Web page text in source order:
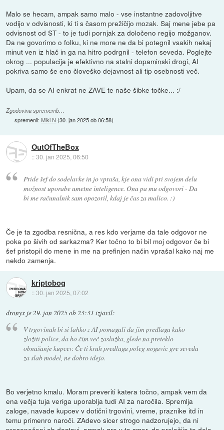
Malo se hecam, ampak samo malo - vse instantne zadovoljitve
vodijo v odvisnosti, ki ti s časom prežičijo mozak. Saj mene jebe pa
odvisnost od ST - to je tudi pornjak za določeno regijo možganov.
Da ne govorimo o folku, ki ne more ne da bi potegnil vsakih nekaj
minut ven iz hlač in ga na hitro podrgnil - telefon seveda. Poglejte
okrog ... populacija je efektivno na stalni dopaminski drogi, AI
pokriva samo še eno človeško dejavnost ali tip osebnosti več.
Upam, da se AI enkrat ne ZAVE te naše šibke točke... :/
Zgodovina sprememb…
spremenil:Miki N (30. jan 2025 ob 06:58)
OutOfTheBox
::30. jan 2025, 06:50
Pride šef do sodelavke in jo vpraša, kje ona vidi pri svojem delu
možnost uporabe umetne inteligence. Ona pa mu odgovori - Da
bi me računalnik sam opozoril, kdaj je čas za malico. :)
Če je ta zgodba resnična, a res kdo verjame da tale odgovor ne
poka po šivih od sarkazma? Ker točno to bi bil moj odgovor če bi
šef pristopil do mene in me na prefinjen način vprašal kako naj me
nekdo zamenja.
kriptobog
::30. jan 2025, 07:02
dronyx je 29. jan 2025 ob 23:31 izjavil:
V trgovinah bi si lahko z AI pomagali da jim predlaga kako
zložiti police, da bo čim več zaslužka, glede na preteklo
obnašanje kupcev. Če ti kruh predlaga poleg nogavic gre seveda
za slab model, ne dobro idejo.
Bo verjetno kmalu. Moram preveriti katera točno, ampak vem da
ena večja tuja veriga uporablja tudi AI za naročila. Spremlja
zaloge, navade kupcev v dotični trgovini, vreme, praznike itd in
temu primenro naroči. ZAdevo sicer strogo nadzorujejo, da ni